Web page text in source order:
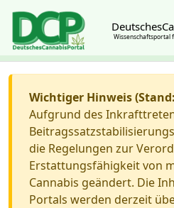
Wissenschaftsportal
Wichtiger Hinweis
Aufgrund des
die Regelungen zur
Erstattungsfähigkeit von
Cannabis geändert. Die
Portals werden derzeit